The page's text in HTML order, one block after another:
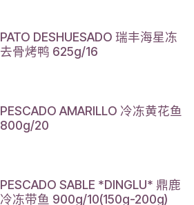
PATO DESHUESADO 瑞丰海星冻
去骨烤鸭 625g/16
PESCADO AMARILLO 冷冻黄花鱼
800g/20
PESCADO SABLE *DINGLU* 鼎鹿
冷冻带鱼 900g/10(150g-200g)